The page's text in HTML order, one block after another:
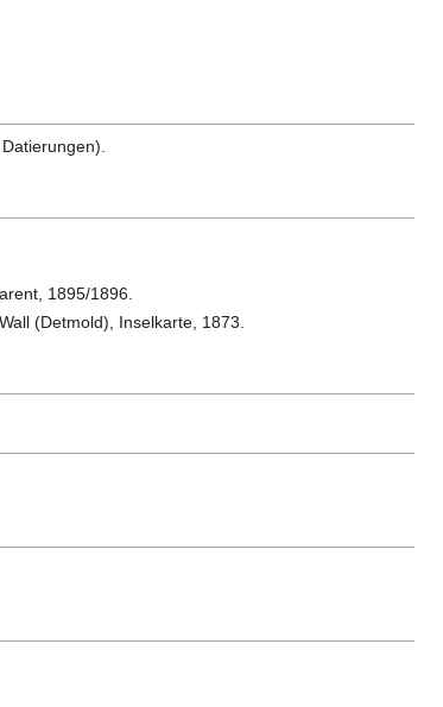
1895/1896.
(Detmold), Inselkarte, 1873.